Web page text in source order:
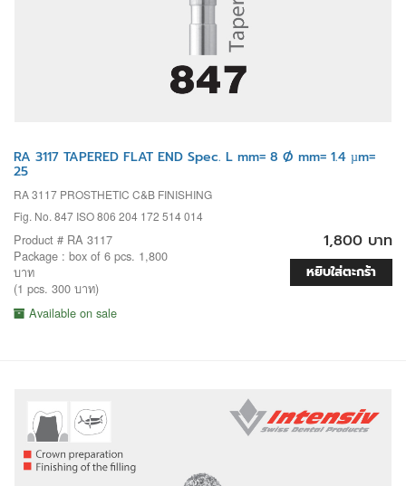
RA 3117 TAPERED FLAT END Spec. L mm= 8 Ø mm= 1.4 µm=
25
RA 3117 PROSTHETIC C&B FINISHING
Fig. No. 847 ISO 806 204 172 514 014
Product # RA 3117
Package : box of 6 pcs. 1,800
บาท
(1 pcs. 300 บาท)
Available on sale
1,800 บาท
หยิบใส่ตะกร้า